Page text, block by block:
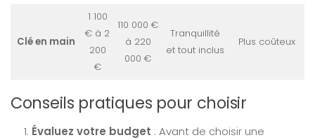
Clé en main
1 100
€ à 2
200
€
110 000 €
à 220
000 €
Tranquillité
et tout inclus
Plus coûteux
Conseils pratiques pour choisir
Évaluez votre budget : Avant de choisir une